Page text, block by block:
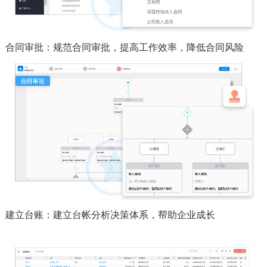
合同审批：规范合同审批，提高工作效率，降低合同风险
建立台账：建立台帐分析决策体系，帮助企业成长